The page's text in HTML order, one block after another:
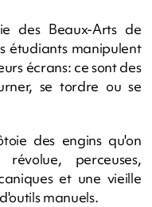
des Beaux-Arts de
étudiants manipulent
écrans: ce sont des
se tordre ou se
des engins qu'on
perceuses,
et une vieille
manuels.